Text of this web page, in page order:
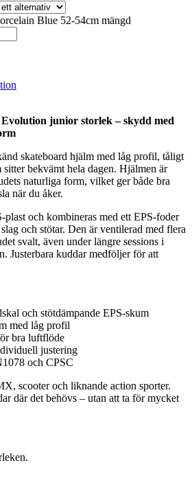
Blue 52-54cm mängd
junior storlek – skydd med
skateboard hjälm med låg profil, tåligt
sitter bekvämt hela dagen. Hjälmen är
naturliga form, vilket ger både bra
när du åker.
och kombineras med ett EPS-foder
och stötar. Den är ventilerad med flera
svalt, även under längre sessions i
Justerbara kuddar medföljer för att
och stötdämpande EPS-skum
med låg profil
bra luftflöde
justering
och CPSC
scooter och liknande action sporter.
där det behövs – utan att ta för mycket